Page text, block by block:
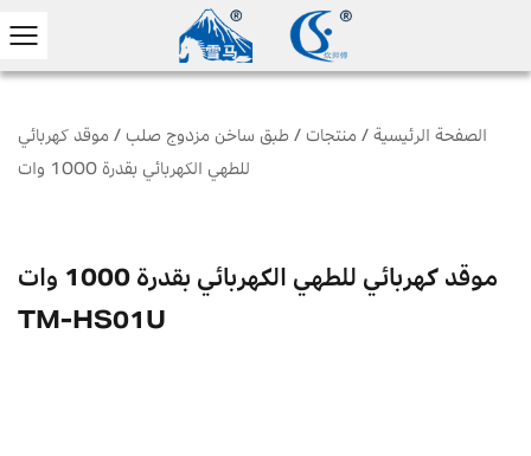
الصفحة الرئيسية / منتجات / طبق ساخن مزدوج صلب / موقد كهربائي
للطهي الكهربائي بقدرة 1000 وات
موقد كهربائي للطهي الكهربائي بقدرة 1000 وات
TM-HS01U